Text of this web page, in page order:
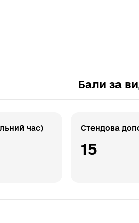
Бали за
час) Стендова
15